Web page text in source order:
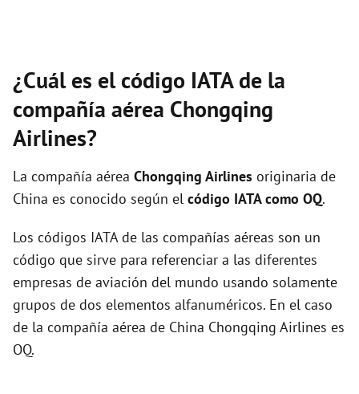
¿Cuál es el código IATA de la
compañía aérea Chongqing
Airlines?
La compañía aérea Chongqing Airlines originaria de
China es conocido según el código IATA como OQ.
Los códigos IATA de las compañías aéreas son un
código que sirve para referenciar a las diferentes
empresas de aviación del mundo usando solamente
grupos de dos elementos alfanuméricos. En el caso
de la compañía aérea de China Chongqing Airlines es
OQ.